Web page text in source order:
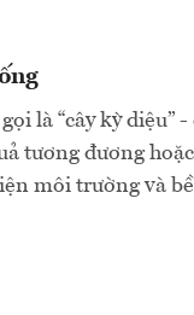
là “cây kỳ diệu” -
tương đương
môi trường và